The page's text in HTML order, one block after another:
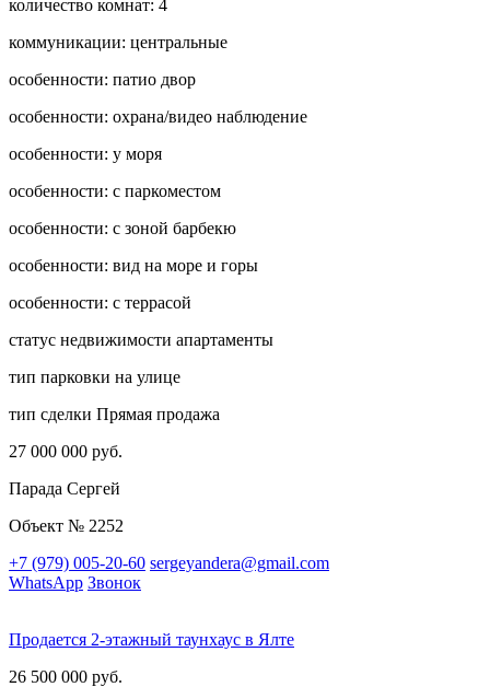
количество комнат: 4
коммуникации: центральные
особенности: патио двор
особенности: охрана/видео наблюдение
особенности: у моря
особенности: с паркоместом
особенности: с зоной барбекю
особенности: вид на море и горы
особенности: с террасой
статус недвижимости апартаменты
тип парковки на улице
тип сделки Прямая продажа
27 000 000 руб.
Парада Сергей
Объект № 2252
+7 (979) 005-20-60 sergeyandera@gmail.com
WhatsApp Звонок
Продается 2-этажный таунхаус в Ялте
26 500 000 руб.